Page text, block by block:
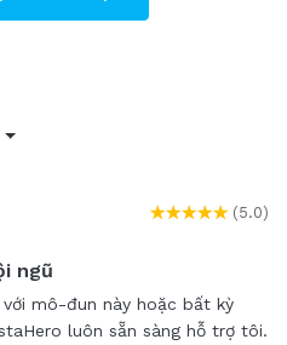
(5.0)
ngũ
mô-đun này hoặc bất kỳ
luôn sẵn sàng hỗ trợ tôi.